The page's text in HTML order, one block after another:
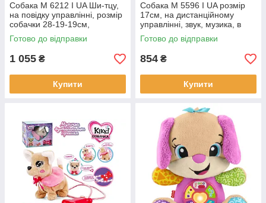
Собака M 6212 I UA Ши-тцу,
на повідку управлінні, розмір
собачки 28-19-19см,
сенсорна, озвучка
українською, гавкає, 3 пісні.
Готово до відправки
1 055 ₴
Купити
Собака M 5596 I UA розмір
17см, на дистанційному
управлінні, звук, музика, в
коробці 21-24,5-14см
Готово до відправки
854 ₴
Купити